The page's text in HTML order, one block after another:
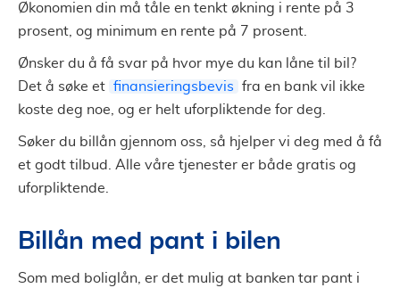
Økonomien din må tåle en tenkt økning i rente på 3
prosent, og minimum en rente på 7 prosent.
Ønsker du å få svar på hvor mye du kan låne til bil?
Det å søke et finansieringsbevis
fra en bank vil ikke
koste deg noe, og er helt uforpliktende for deg.
Søker du billån gjennom oss, så hjelper vi deg med å få
et godt tilbud. Alle våre tjenester er både gratis og
uforpliktende.
Billån med pant i bilen
Som med boliglån, er det mulig at banken tar pant i